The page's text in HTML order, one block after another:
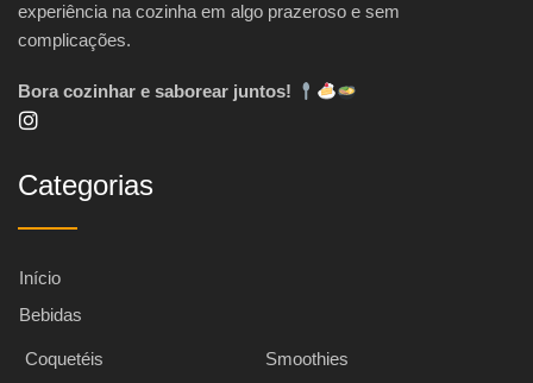
experiência na cozinha em algo prazeroso e sem
complicações.
Bora cozinhar e saborear juntos!
Categorias
Início
Bebidas
Coquetéis
Smoothies